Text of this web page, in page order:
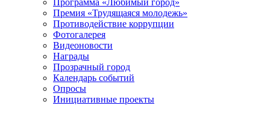
Программа «Любимый город»
Премия «Трудящаяся молодежь»
Противодействие коррупции
Фотогалерея
Видеоновости
Награды
Прозрачный город
Календарь событий
Опросы
Инициативные проекты